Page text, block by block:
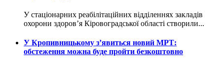
У стаціонарних реабілітаційних відділеннях закладів
охорони здоров’я Кіровоградської області створили...
У Кропивницькому з’явиться новий МРТ:
обстеження можна буде пройти безкоштовно